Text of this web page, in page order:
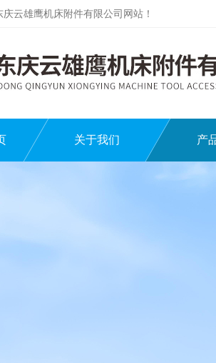
云雄鹰机床附件有限公司网站！
关于我们 产